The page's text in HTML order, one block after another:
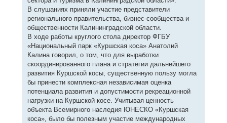
В слушаниях приняли участие представители
регионального правительства, бизнес-сообщества и
общественности Калининградской области.
В ходе работы круглого стола директор ФГБУ
«Национальный парк «Куршская коса» Анатолий
Калина говорил, о том, что для выработки
скоординированного плана и стратегии дальнейшего
развития Куршской косы, существенную пользу могла
бы принести комплексная независимая оценка
потенциала развития и допустимости рекреационной
нагрузки на Куршской косе. Учитывая ценность
объекта Всемирного наследия ЮНЕСКО «Куршская
коса», было бы полезным участие международных